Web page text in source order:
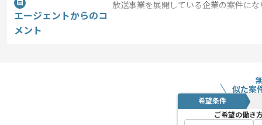
エージェントからのコ
メント
放送事業を展開している企業の案件にな
また、プロジェクトは長期を想定してお
中長期的に腰をすえての参画を希望さ
似た案
希望条件
ご希望の働き